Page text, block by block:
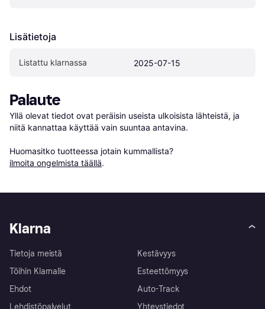
Lisätietoja
Listattu klarnassa 2025-07-15
Palaute
Yllä olevat tiedot ovat peräisin useista ulkoisista lähteistä, ja
niitä kannattaa käyttää vain suuntaa antavina.
Huomasitko tuotteessa jotain kummallista?
ilmoita ongelmista täällä.
Klarna
Tietoja meistä
Töihin Klarnalle
Ehdot
Lehdistöpalvelut
Kestävyys
Esteettömyys
Auto-Track
Yhteystiedot